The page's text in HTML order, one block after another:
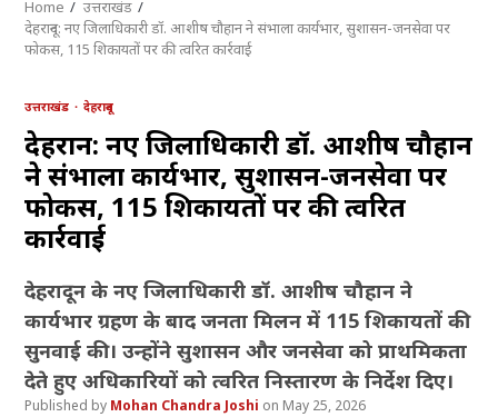
Home
उत्तराखंड
देहरादून: नए जिलाधिकारी डॉ. आशीष चौहान ने संभाला कार्यभार, सुशासन-जनसेवा पर
फोकस, 115 शिकायतों पर की त्वरित कार्रवाई
उत्तराखंड देहरादून
देहरादून: नए जिलाधिकारी डॉ. आशीष चौहान
ने संभाला कार्यभार, सुशासन-जनसेवा पर
फोकस, 115 शिकायतों पर की त्वरित
कार्रवाई
देहरादून के नए जिलाधिकारी डॉ. आशीष चौहान ने
कार्यभार ग्रहण के बाद जनता मिलन में 115 शिकायतों की
सुनवाई की। उन्होंने सुशासन और जनसेवा को प्राथमिकता
देते हुए अधिकारियों को त्वरित निस्तारण के निर्देश दिए।
Mohan Chandra Joshi May 25, 2026